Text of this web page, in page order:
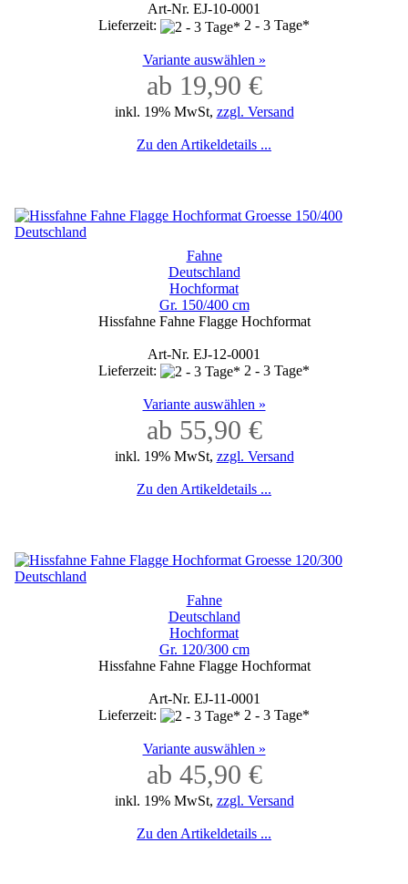
Art-Nr. EJ-10-0001
Lieferzeit:
2 - 3 Tage*
Variante auswählen »
ab 19,90 €
inkl. 19% MwSt, zzgl. Versand
Zu den Artikeldetails ...
Fahne
Deutschland
Hochformat
Gr. 150/400 cm
Hissfahne Fahne Flagge Hochformat
Art-Nr. EJ-12-0001
Lieferzeit:
2 - 3 Tage*
Variante auswählen »
ab 55,90 €
inkl. 19% MwSt, zzgl. Versand
Zu den Artikeldetails ...
Fahne
Deutschland
Hochformat
Gr. 120/300 cm
Hissfahne Fahne Flagge Hochformat
Art-Nr. EJ-11-0001
Lieferzeit:
2 - 3 Tage*
Variante auswählen »
ab 45,90 €
inkl. 19% MwSt, zzgl. Versand
Zu den Artikeldetails ...